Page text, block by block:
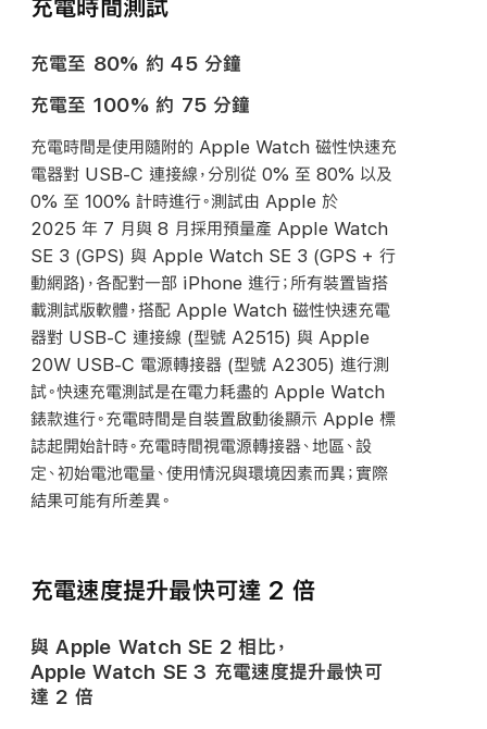
充電時間測試
充電至 80% 約 45 分鐘
充電至 100% 約 75 分鐘
充電時間是使用隨附的 Apple Watch 磁性快速充
電器對 USB-C 連接線，分別從 0% 至 80% 以及
0% 至 100% 計時進行。測試由 Apple 於
2025 年 7 月與 8 月採用預量產 Apple Watch
SE 3 (GPS) 與 Apple Watch SE 3 (GPS + 行
動網路)，各配對一部 iPhone 進行；所有裝置皆搭
載測試版軟體，搭配 Apple Watch 磁性快速充電
器對 USB-C 連接線 (型號 A2515) 與 Apple
20W USB-C 電源轉接器 (型號 A2305) 進行測
試。快速充電測試是在電力耗盡的 Apple Watch
錶款進行。充電時間是自裝置啟動後顯示 Apple 標
誌起開始計時。充電時間視電源轉接器、地區、設
定、初始電池電量、使用情況與環境因素而異；實際
結果可能有所差異。
充電速度提升最快可達 2 倍
與 Apple Watch SE 2 相比，
Apple Watch SE 3 充電速度提升最快可
達 2 倍